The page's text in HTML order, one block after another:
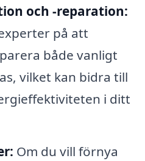
och -reparation:
på att
både vanligt
vilket kan bidra till
i ditt
Om du vill förnya